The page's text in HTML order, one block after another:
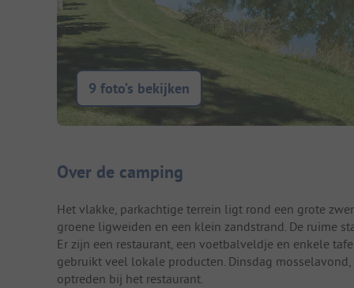
9 foto’s bekijken
Camping introductie
Over de camping
Het vlakke, parkachtige terrein ligt rond een grote
groene ligweiden en een klein zandstrand. De ruime
Er zijn een restaurant, een voetbalveldje en enkele
gebruikt veel lokale producten. Dinsdag
optreden bij het restaurant.